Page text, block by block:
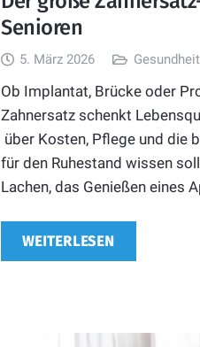
Senioren
5. März 2026 Gesundheit
Ob Implantat, Brücke oder
Zahnersatz schenkt
über Kosten, Pflege und die
für den Ruhestand wissen
Lachen, das Genießen eines
WEITERLESEN